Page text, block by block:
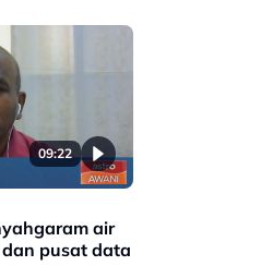
09:22
air
pusat data